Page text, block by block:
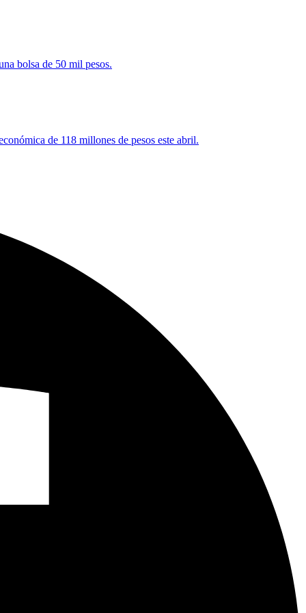
bolsa de 50 mil pesos.
de 118 millones de pesos este abril.